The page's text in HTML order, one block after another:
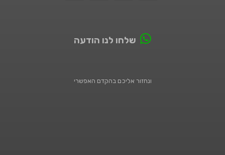
שלחו לנו הודעה
ונחזור אליכם בהקדם האפשרי